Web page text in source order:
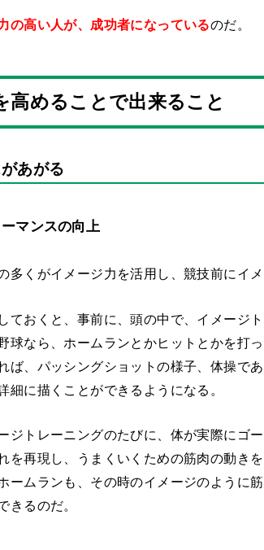
の高い人が、成功者になっているのだ。
高めることで出来ること
あがる
マンスの向上
多くがイメージ力を活用し、競技前にイ
ておくと、事前に、頭の中で、イメージ
球なら、ホームランとかヒットとかを打
ば、パッシングショットの様子、体操で
細に描くことができるようになる。
ジトレーニングのたびに、体が実際にゴ
を再現し、うまくいくための筋肉の動き
ームランも、その時のイメージのように
きるのだ。